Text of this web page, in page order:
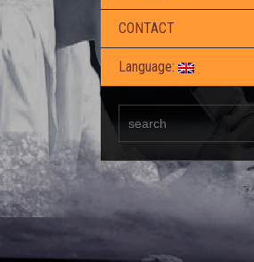
CONTACT
Language: